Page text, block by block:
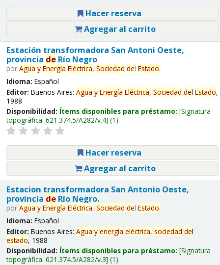
Hacer reserva
Agregar al carrito
Estación transformadora San Antoni Oeste,
provincia deRío Negro
por Agua y Energía Eléctrica, Sociedad del Estado.
Idioma: Español
Editor: Buenos Aires: Agua y Energía Eléctrica, Sociedad del Estado,
1988
Disponibilidad: Ítems disponibles para préstamo: Signatura
topográfica: 621.374.5/A282/v.4 (1).
Hacer reserva
Agregar al carrito
Estacion transformadora San Antonio Oeste,
provincia deRío Negro.
por Agua y Energía Eléctrica, Sociedad del Estado.
Idioma: Español
Editor: Buenos Aires: Agua y energía eléctrica, sociedad del
estado, 1988
Disponibilidad: Ítems disponibles para préstamo: Signatura
topográfica: 621.374.5/A282/v.3 (1).